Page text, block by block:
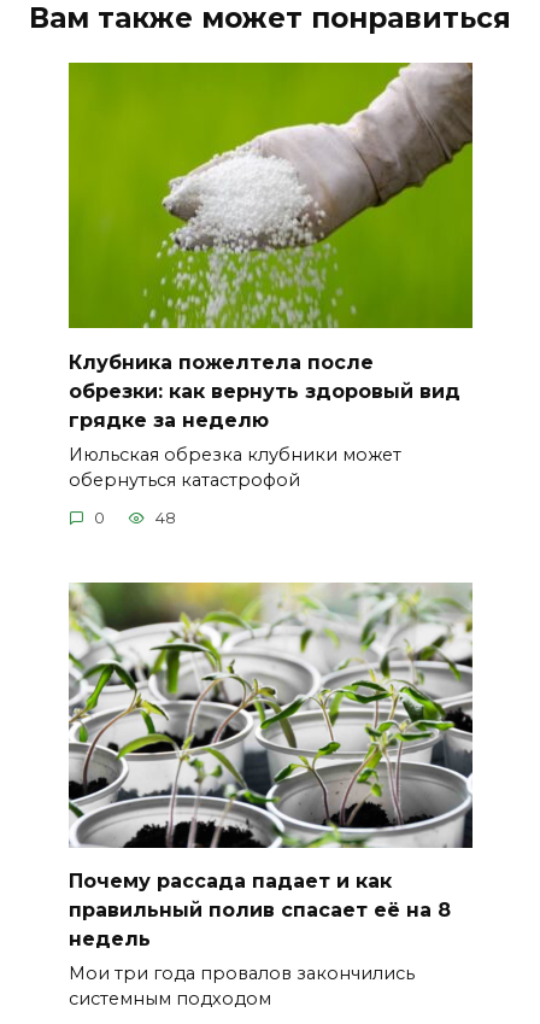
Вам также может понравиться
Клубника пожелтела после
обрезки: как вернуть здоровый вид
грядке за неделю
Июльская обрезка клубники может
обернуться катастрофой
0 48
Почему рассада падает и как
правильный полив спасает её на 8
недель
Мои три года провалов закончились
системным подходом